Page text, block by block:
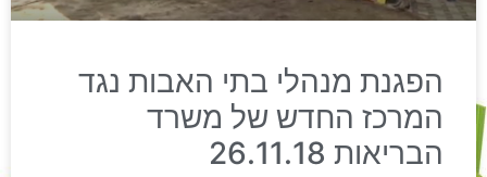
הפגנת מנהלי בתי האבות נגד
המרכז החדש של משרד
הבריאות 26.11.18